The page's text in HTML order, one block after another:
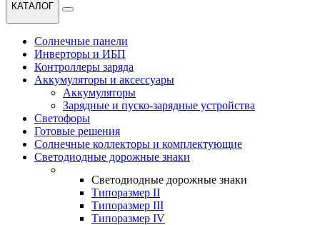
КАТАЛОГ
Солнечные панели
Инверторы и ИБП
Контроллеры заряда
Аккумуляторы и аксессуары
Аккумуляторы
Зарядные и пуско-зарядные устройства
Светофоры
Готовые решения
Солнечные коллекторы и комплектующие
Светодиодные дорожные знаки
Светодиодные дорожные знаки
Типоразмер II
Типоразмер III
Типоразмер IV